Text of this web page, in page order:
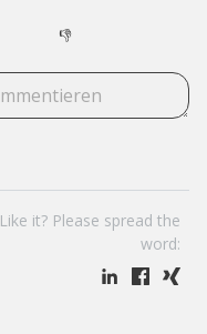
👎
Like it? Please spread the
word: